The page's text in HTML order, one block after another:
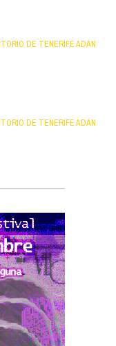
DE TENERIFE ADÁN
DE TENERIFE ADÁN